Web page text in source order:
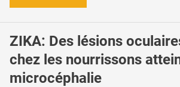
ZIKA: Des lésions
chez les nourrissons
microcéphalie